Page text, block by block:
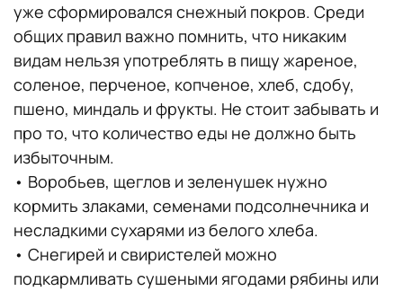
уже сформировался снежный покров. Среди
общих правил важно помнить, что никаким
видам нельзя употреблять в пищу жареное,
соленое, перченое, копченое, хлеб, сдобу,
пшено, миндаль и фрукты. Не стоит забывать и
про то, что количество еды не должно быть
избыточным.
• Воробьев, щеглов и зеленушек нужно
кормить злаками, семенами подсолнечника и
несладкими сухарями из белого хлеба.
• Снегирей и свиристелей можно
подкармливать сушеными ягодами рябины или